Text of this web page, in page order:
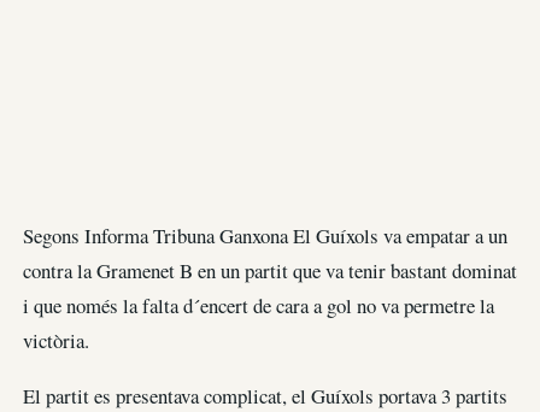
Segons Informa Tribuna Ganxona El Guíxols va empatar a un
contra la Gramenet B en un partit que va tenir bastant dominat
i que només la falta d´encert de cara a gol no va permetre la
victòria.
El partit es presentava complicat, el Guíxols portava 3 partits